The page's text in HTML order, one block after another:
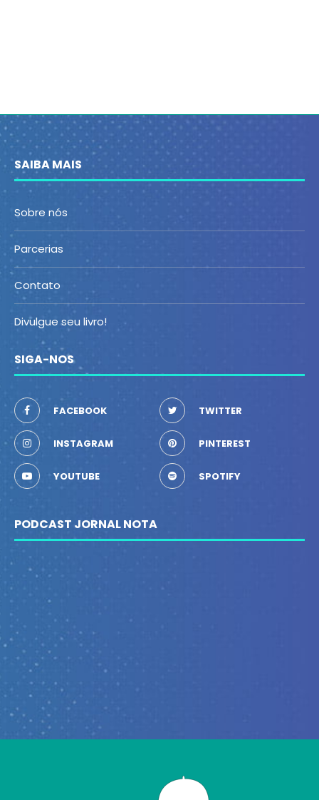
SAIBA MAIS
Sobre nós
Parcerias
Contato
Divulgue seu livro!
SIGA-NOS
FACEBOOK TWITTER
INSTAGRAM PINTEREST
YOUTUBE SPOTIFY
PODCAST JORNAL NOTA